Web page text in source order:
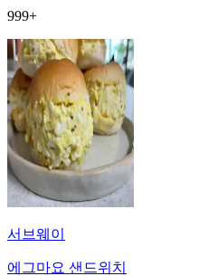
999+
서브웨이
에그마요 샌드위치